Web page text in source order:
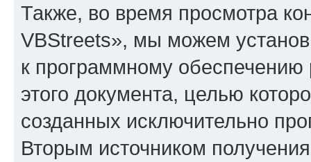
Также, во время просмотра
VBStreets», мы можем
к программному обеспечению
этого документа, целью
созданных исключительно
Вторым источником